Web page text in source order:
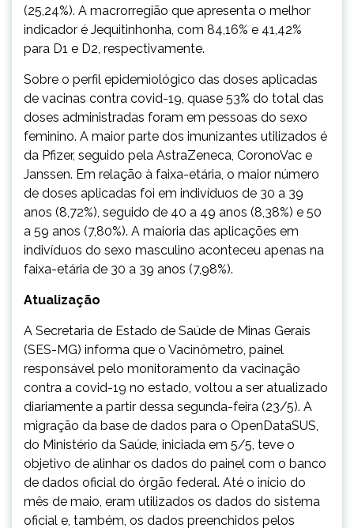
(25,24%). A macrorregião que apresenta o melhor
indicador é Jequitinhonha, com 84,16% e 41,42%
para D1 e D2, respectivamente.
Sobre o perfil epidemiológico das doses aplicadas
de vacinas contra covid-19, quase 53% do total das
doses administradas foram em pessoas do sexo
feminino. A maior parte dos imunizantes utilizados é
da Pfizer, seguido pela AstraZeneca, CoronoVac e
Janssen. Em relação à faixa-etária, o maior número
de doses aplicadas foi em indivíduos de 30 a 39
anos (8,72%), seguido de 40 a 49 anos (8,38%) e 50
a 59 anos (7,80%). A maioria das aplicações em
indivíduos do sexo masculino aconteceu apenas na
faixa-etária de 30 a 39 anos (7,98%).
Atualização
A Secretaria de Estado de Saúde de Minas Gerais
(SES-MG) informa que o Vacinômetro, painel
responsável pelo monitoramento da vacinação
contra a covid-19 no estado, voltou a ser atualizado
diariamente a partir dessa segunda-feira (23/5). A
migração da base de dados para o OpenDataSUS,
do Ministério da Saúde, iniciada em 5/5, teve o
objetivo de alinhar os dados do painel com o banco
de dados oficial do órgão federal. Até o início do
mês de maio, eram utilizados os dados do sistema
oficial e, também, os dados preenchidos pelos